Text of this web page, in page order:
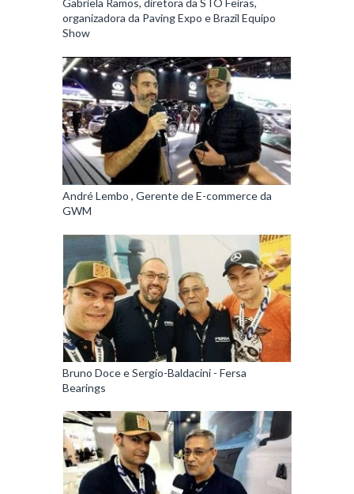
organizadora da Paving Expo e Brazil Equipo
Show
André Lembo , Gerente de E-commerce da
GWM
Bruno Doce e Sergio-Baldacini - Fersa
Bearings